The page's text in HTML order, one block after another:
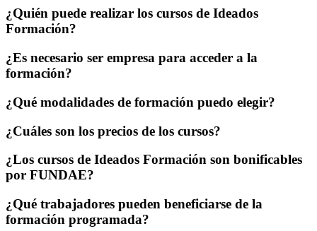
¿Quién puede realizar los cursos de Ideados
Formación?
¿Es necesario ser empresa para acceder a la
formación?
¿Qué modalidades de formación puedo elegir?
¿Cuáles son los precios de los cursos?
¿Los cursos de Ideados Formación son bonificables
por FUNDAE?
¿Qué trabajadores pueden beneficiarse de la
formación programada?